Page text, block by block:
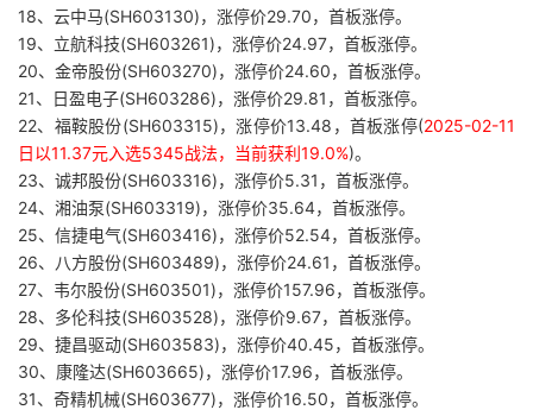
18、云中马(SH603130)，涨停价29.70，首板涨停。
19、立航科技(SH603261)，涨停价24.97，首板涨停。
20、金帝股份(SH603270)，涨停价24.60，首板涨停。
21、日盈电子(SH603286)，涨停价29.81，首板涨停。
22、福鞍股份(SH603315)，涨停价13.48，首板涨停(2025-02-11
日以11.37元入选5345战法，当前获利19.0%)。
23、诚邦股份(SH603316)，涨停价5.31，首板涨停。
24、湘油泵(SH603319)，涨停价35.64，首板涨停。
25、信捷电气(SH603416)，涨停价52.54，首板涨停。
26、八方股份(SH603489)，涨停价24.61，首板涨停。
27、韦尔股份(SH603501)，涨停价157.96，首板涨停。
28、多伦科技(SH603528)，涨停价9.67，首板涨停。
29、捷昌驱动(SH603583)，涨停价40.45，首板涨停。
30、康隆达(SH603665)，涨停价17.96，首板涨停。
31、奇精机械(SH603677)，涨停价16.50，首板涨停。